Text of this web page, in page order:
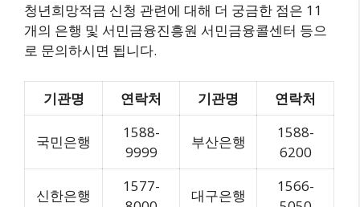
청년희망적금 신청 관련에 대해 더 궁금한 점은 11
개의 은행 및 서민금융진흥원 서민금융콜센터 등으
로 문의하시면 됩니다.
기관명 연락처 기관명 연락처
국민은행
1588-
9999
부산은행
1588-
6200
신한은행
1577-
대구은행
1566-